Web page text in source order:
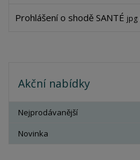
Prohlášení o shodě SANTÉ jpg
Akční nabídky
Nejprodávanější
Novinka